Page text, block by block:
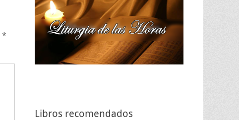
*
Libros recomendados